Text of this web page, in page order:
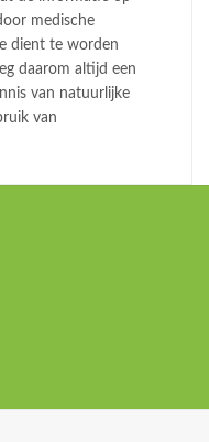
medische
dient te worden
daarom altijd een
van natuurlijke
van